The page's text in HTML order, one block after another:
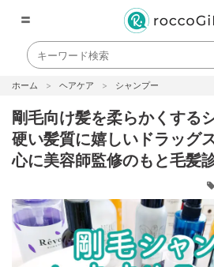
〓
ホーム ヘアケア シャンプー
剛毛向け髪を柔らかくする
硬い髪質に嬉しいドラッグ
心に美容師監修のもと毛髪